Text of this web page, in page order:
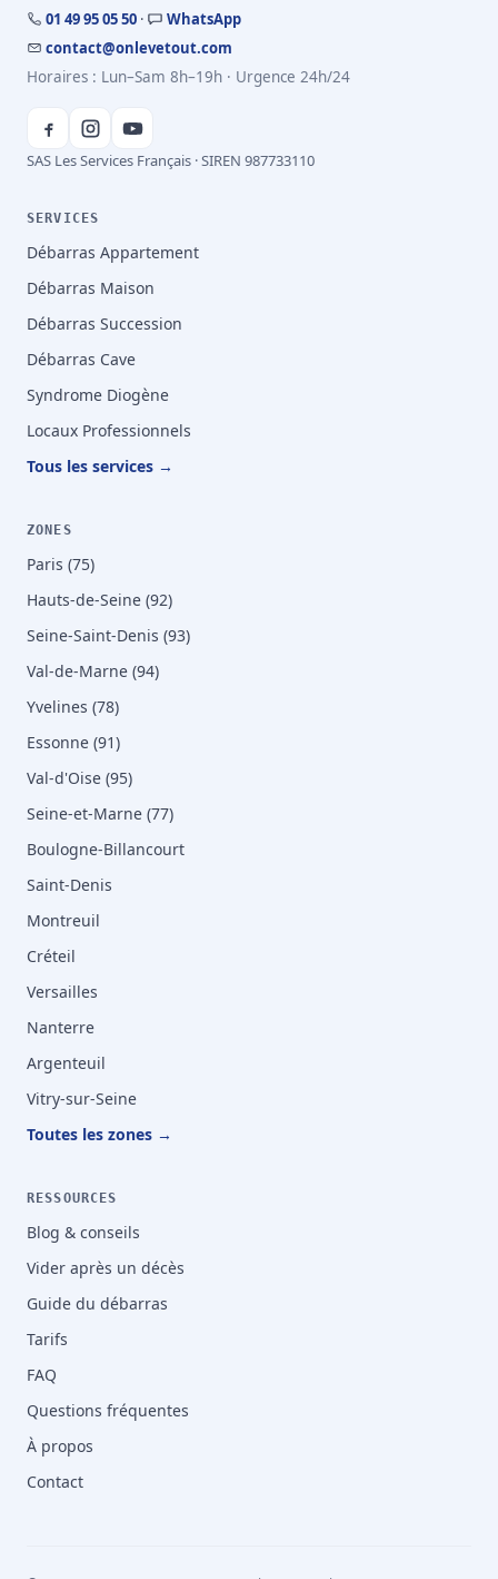
01 49 95 05 50 ·
WhatsApp
contact@onlevetout.com
Horaires : Lun–Sam 8h–19h · Urgence 24h/24
SAS Les Services Français · SIREN 987733110
SERVICES
Débarras Appartement
Débarras Maison
Débarras Succession
Débarras Cave
Syndrome Diogène
Locaux Professionnels
Tous les services →
ZONES
Paris (75)
Hauts-de-Seine (92)
Seine-Saint-Denis (93)
Val-de-Marne (94)
Yvelines (78)
Essonne (91)
Val-d'Oise (95)
Seine-et-Marne (77)
Boulogne-Billancourt
Saint-Denis
Montreuil
Créteil
Versailles
Nanterre
Argenteuil
Vitry-sur-Seine
Toutes les zones →
RESSOURCES
Blog & conseils
Vider après un décès
Guide du débarras
Tarifs
FAQ
Questions fréquentes
À propos
Contact